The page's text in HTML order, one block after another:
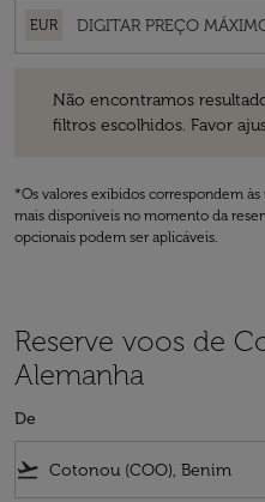
EUR
Não encontramos
filtros escolhidos. Favor
*Os valores exibidos correspondem
mais disponíveis no momento da
opcionais podem ser aplicáveis.
Reserve voos de
Alemanha
De
flight_takeoff